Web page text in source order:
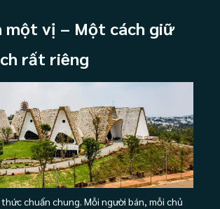
một vị – Một cách giữ
rất riêng
chuẩn chung. Mỗi người bán, mỗi chủ